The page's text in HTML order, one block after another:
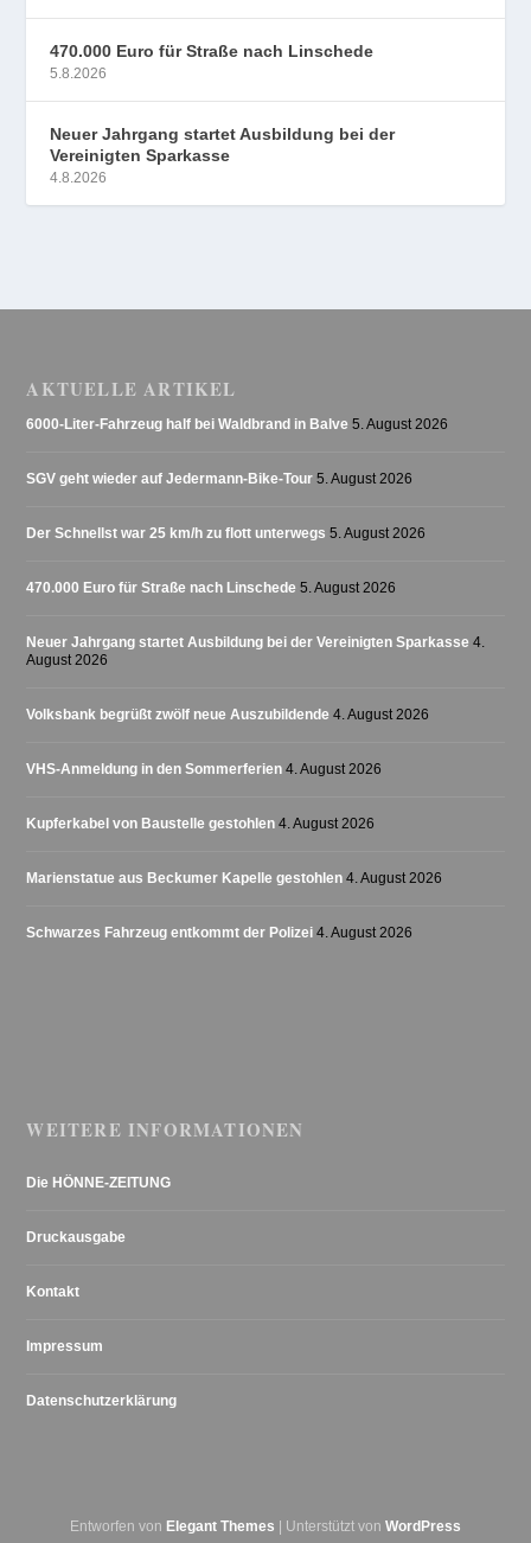
470.000 Euro für Straße nach Linschede
5.8.2026
Neuer Jahrgang startet Ausbildung bei der
Vereinigten Sparkasse
4.8.2026
AKTUELLE ARTIKEL
6000-Liter-Fahrzeug half bei Waldbrand in Balve 5. August 2026
SGV geht wieder auf Jedermann-Bike-Tour 5. August 2026
Der Schnellst war 25 km/h zu flott unterwegs 5. August 2026
470.000 Euro für Straße nach Linschede 5. August 2026
Neuer Jahrgang startet Ausbildung bei der Vereinigten Sparkasse 4.
August 2026
Volksbank begrüßt zwölf neue Auszubildende 4. August 2026
VHS-Anmeldung in den Sommerferien 4. August 2026
Kupferkabel von Baustelle gestohlen 4. August 2026
Marienstatue aus Beckumer Kapelle gestohlen 4. August 2026
Schwarzes Fahrzeug entkommt der Polizei 4. August 2026
WEITERE INFORMATIONEN
Die HÖNNE-ZEITUNG
Druckausgabe
Kontakt
Impressum
Datenschutzerklärung
Entworfen von Elegant Themes | Unterstützt von WordPress